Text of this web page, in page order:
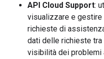
API Cloud Support:
visualizzare e gestire
richieste di
dati delle richieste
visibilità dei problemi